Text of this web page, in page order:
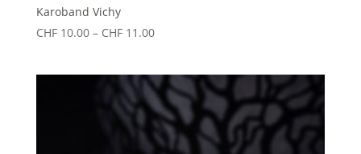
Karoband Vichy
CHF10.00 – CHF11.00Preisspanne:
CHF 11.00